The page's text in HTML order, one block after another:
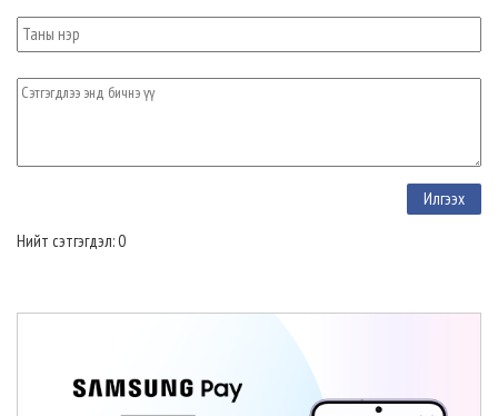
Нийт сэтгэгдэл: 0